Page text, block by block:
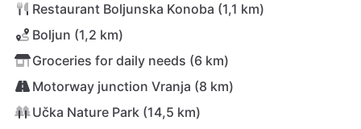
Restaurant Boljunska Konoba (1,1 km)
Boljun (1,2 km)
Groceries for daily needs (6 km)
Motorway junction Vranja (8 km)
Učka Nature Park (14,5 km)